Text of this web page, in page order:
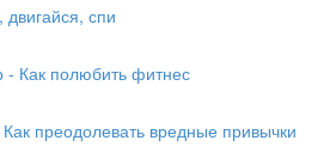
спи
Как полюбить фитнес
преодолевать вредные привычки